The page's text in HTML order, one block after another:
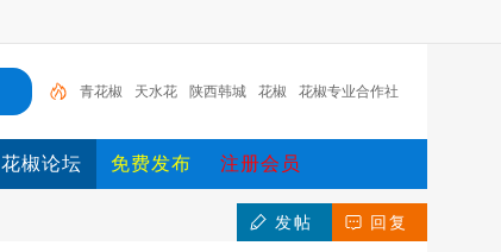
青花椒 天水花 陕西韩城 花椒 花椒专业合作社
天水花椒 天水 韩城大红袍花椒 大红袍花椒 甘肃
花椒论坛 免费发布 注册会员
发帖 回复